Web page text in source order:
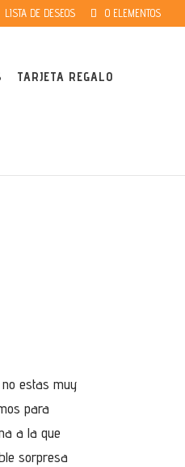
LISTA DE DESEOS 0 ELEMENTOS
TARJETA REGALO
estas muy
para
a la que
sorpresa